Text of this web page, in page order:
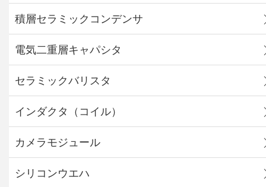
積層セラミックコンデンサ
電気二重層キャパシタ
セラミックバリスタ
インダクタ（コイル）
カメラモジュール
シリコンウエハ